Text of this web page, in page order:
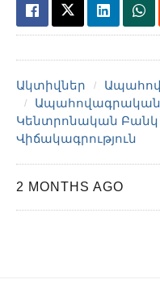
Ակտիվներ
Կենտրոնական Բանկ
Վիճակագրություն
2 MONTHS AGO